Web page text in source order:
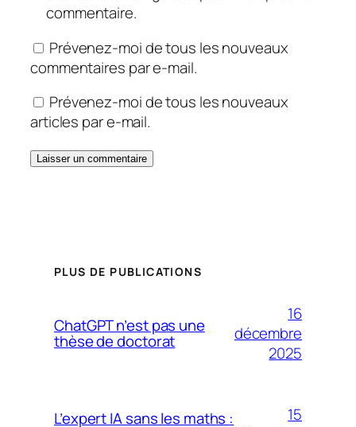
commentaire.
Prévenez-moi de tous les nouveaux
commentaires par e-mail.
Prévenez-moi de tous les nouveaux
articles par e-mail.
PLUS DE PUBLICATIONS
ChatGPT n’est pas une
thèse de doctorat
16
décembre
2025
L’expert IA sans les maths :
15